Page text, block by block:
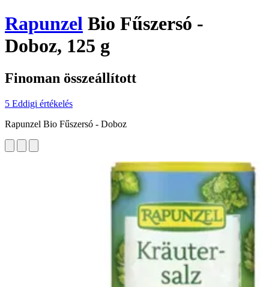
Rapunzel Bio Fűszersó -
Doboz, 125 g
Finoman összeállított
5 Eddigi értékelés
Rapunzel Bio Fűszersó - Doboz